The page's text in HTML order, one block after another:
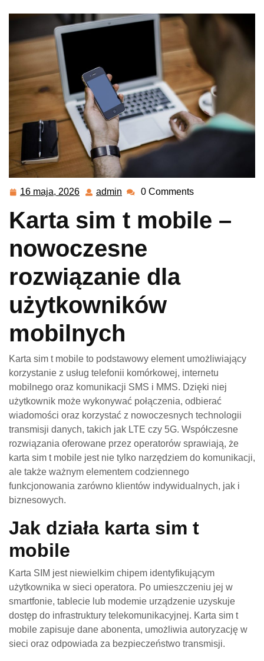
16 maja, 2026 16
2026
admin admin0 Comments
Karta sim t mobile –
nowoczesne
rozwiązanie dla
użytkowników
mobilnych
Karta sim t mobile to podstawowy element umożliwiający
korzystanie z usług telefonii komórkowej, internetu
mobilnego oraz komunikacji SMS i MMS. Dzięki niej
użytkownik może wykonywać połączenia, odbierać
wiadomości oraz korzystać z nowoczesnych technologii
transmisji danych, takich jak LTE czy 5G. Współczesne
rozwiązania oferowane przez operatorów sprawiają, że
karta sim t mobile jest nie tylko narzędziem do komunikacji,
ale także ważnym elementem codziennego
funkcjonowania zarówno klientów indywidualnych, jak i
biznesowych.
Jak działa karta sim t
mobile
Karta SIM jest niewielkim chipem identyfikującym
użytkownika w sieci operatora. Po umieszczeniu jej w
smartfonie, tablecie lub modemie urządzenie uzyskuje
dostęp do infrastruktury telekomunikacyjnej. Karta sim t
mobile zapisuje dane abonenta, umożliwia autoryzację w
sieci oraz odpowiada za bezpieczeństwo transmisji.